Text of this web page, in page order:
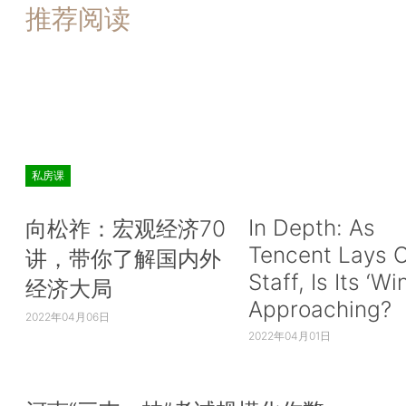
推荐阅读
私房课
向松祚：宏观经济70
讲，带你了解国内外
经济大局
2022年04月06日
In Depth: As
Tencent Lays
Staff, Is Its
Approaching?
2022年04月01日